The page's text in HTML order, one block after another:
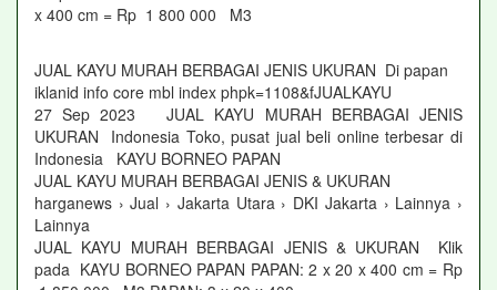
x 400 cm = Rp 1 800 000 M3
JUAL KAYU MURAH BERBAGAI JENIS UKURAN Di papan
iklanid info core mbl index phpk=1108&fJUALKAYU
27 Sep 2023 JUAL KAYU MURAH BERBAGAI JENIS
UKURAN Indonesia Toko, pusat jual beli online terbesar di
Indonesia KAYU BORNEO PAPAN
JUAL KAYU MURAH BERBAGAI JENIS & UKURAN
harganews › Jual › Jakarta Utara › DKI Jakarta › Lainnya ›
Lainnya
JUAL KAYU MURAH BERBAGAI JENIS & UKURAN Klik
pada KAYU BORNEO PAPAN PAPAN: 2 x 20 x 400 cm = Rp